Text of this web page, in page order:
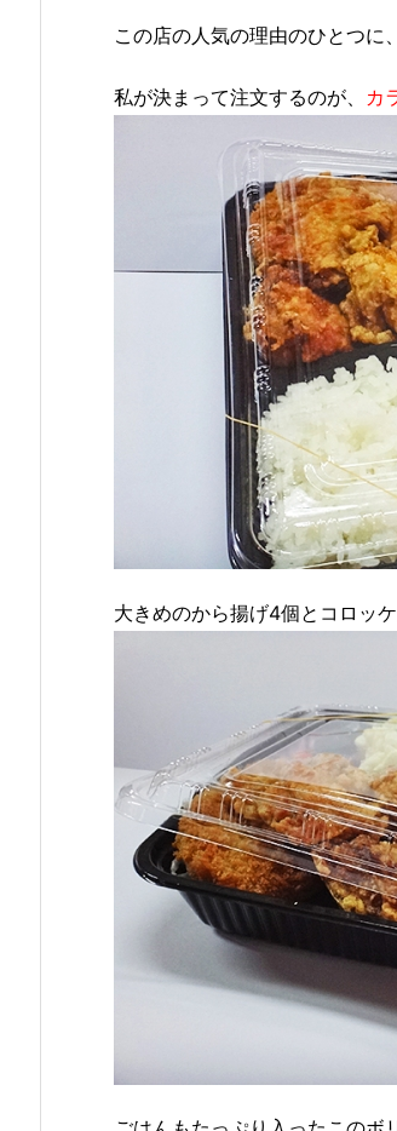
この店の人気の理由のひとつに
私が決まって注文するのが、 カ
大きめのから揚げ4個とコロッ